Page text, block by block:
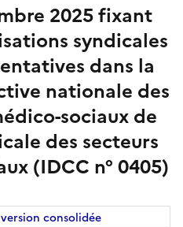
2025 fixant
syndicales
dans la
nationale des
sociaux de
des secteurs
(IDCC n° 0405)
consolidée